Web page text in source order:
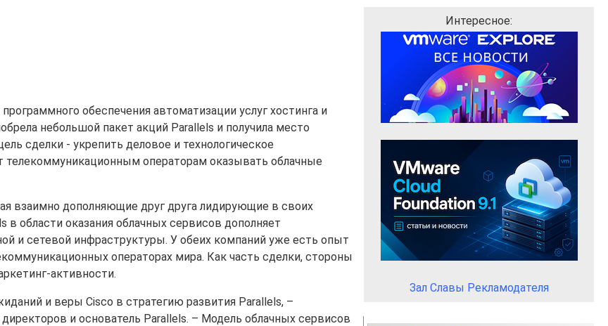
обеспечения автоматизации услуг хостинга и
небольшой пакет акций Parallels и получила место
сделки - укрепить деловое и технологическое
операторам оказывать облачные
взаимно дополняющие друг друга лидирующие в своих
области оказания облачных сервисов дополняет
и сетевой инфраструктуры. У обеих компаний уже есть опыт
операторах мира. Как часть сделки, стороны
активности.
и веры Cisco в стратегию развития Parallels, –
и основатель Parallels. – Модель облачных сервисов
Интересное:
Зал Славы Рекламодателя